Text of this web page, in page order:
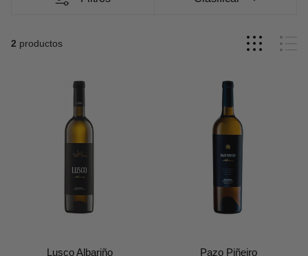
donde abundan los minifundios. Además, cuenta
una casa grande, capilla, caballerizas y casa
2 productos
Lusco Albariño Pazo Piñeiro